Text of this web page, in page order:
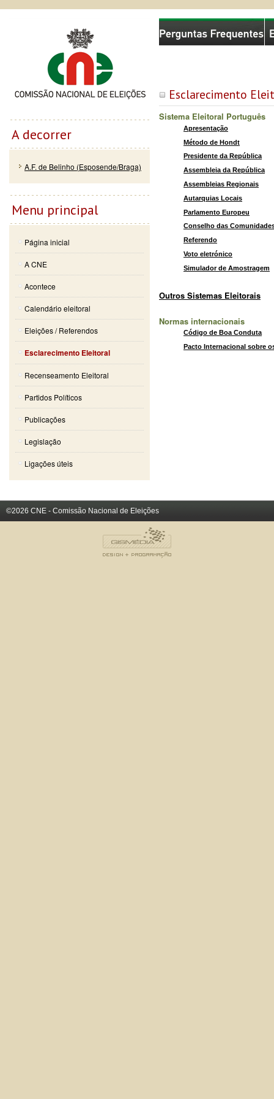
Esclarecimento
Sistema Eleitoral Português
Apresentação
Método de Hondt
Presidente da República
Assembleia da República
Assembleias Regionais
Autarquias Locais
Parlamento Europeu
Conselho das
Referendo
Voto eletrónico
Simulador de Amostragem
Outros Sistemas Eleitorais
Normas internacionais
Código de Boa Conduta
Pacto Internacional sobre
Comissão Nacional de Eleições
A decorrer
A.F. de Belinho (Esposende/Braga)
Menu principal
Página inicial
A CNE
Acontece
Calendário eleitoral
Eleições / Referendos
Esclarecimento Eleitoral
Recenseamento Eleitoral
Partidos Políticos
Publicações
Legislação
Ligações úteis
©2026 CNE - Comissão Nacional de Eleições